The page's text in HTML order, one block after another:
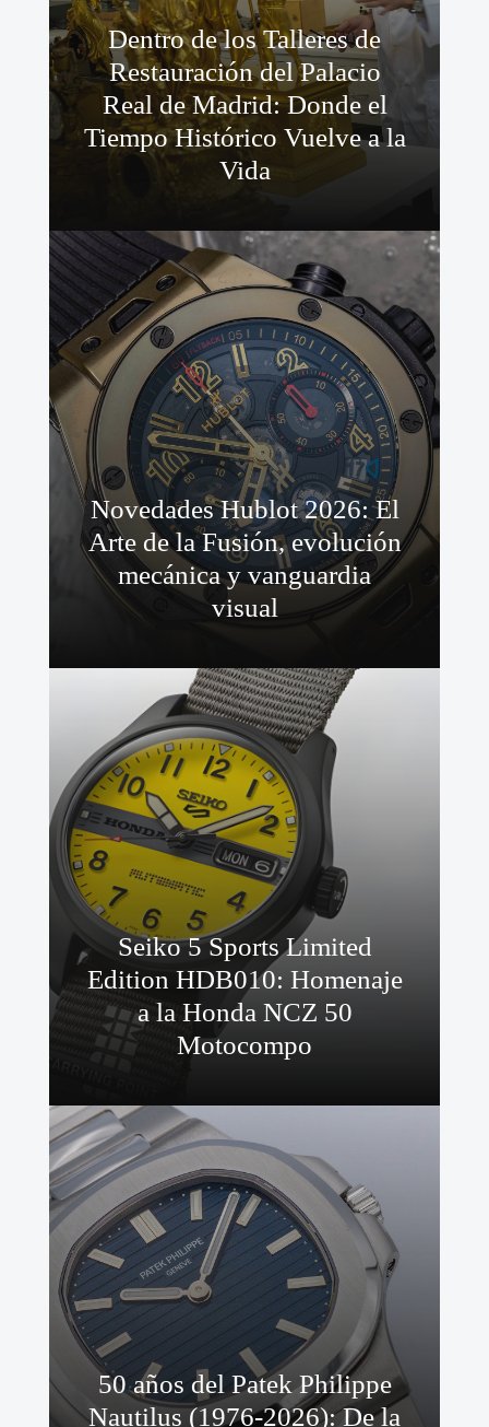
Dentro de los Talleres de
Restauración del Palacio
Real de Madrid: Donde el
Tiempo Histórico Vuelve a la
Vida
Novedades Hublot 2026: El
Arte de la Fusión, evolución
mecánica y vanguardia
visual
Seiko 5 Sports Limited
Edition HDB010: Homenaje
a la Honda NCZ 50
Motocompo
50 años del Patek Philippe
Nautilus (1976-2026): De la